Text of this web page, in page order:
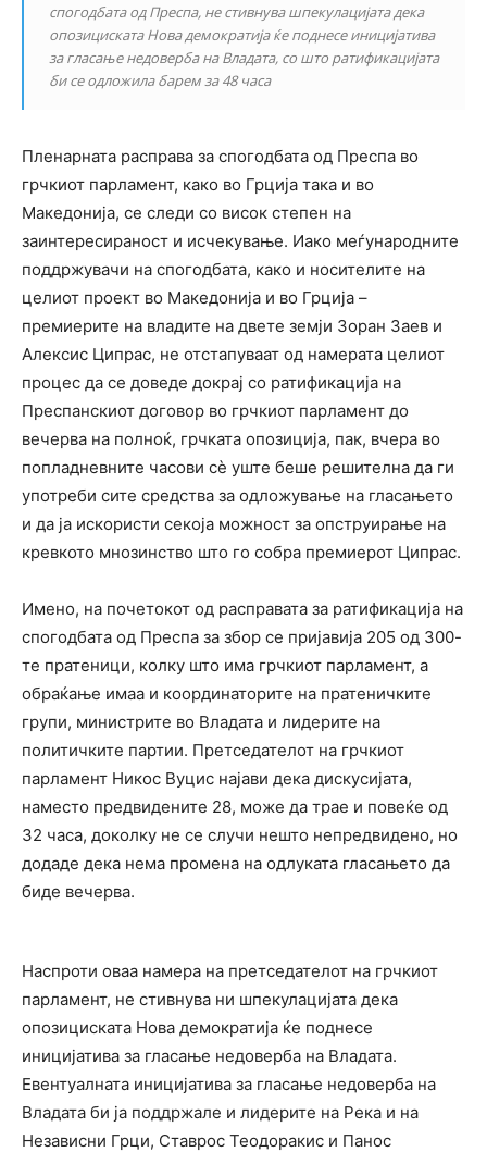
спогодбата од Преспа, не стивнува шпекулацијата дека
опозициската Нова демократија ќе поднесе иницијатива
за гласање недоверба на Владата, со што ратификацијата
би се одложила барем за 48 часа
Пленарната расправа за спогодбата од Преспа во
грчкиот парламент, како во Грција така и во
Македонија, се следи со висок степен на
заинтересираност и исчекување. Иако меѓународните
поддржувачи на спогодбата, како и носителите на
целиот проект во Македонија и во Грција –
премиерите на владите на двете земји Зоран Заев и
Алексис Ципрас, не отстапуваат од намерата целиот
процес да се доведе докрај со ратификација на
Преспанскиот договор во грчкиот парламент до
вечерва на полноќ, грчката опозиција, пак, вчера во
попладневните часови сѐ уште беше решителна да ги
употреби сите средства за одложување на гласањето
и да ја искористи секоја можност за опструирање на
кревкото мнозинство што го собра премиерот Ципрас.
Имено, на почетокот од расправата за ратификација на
спогодбата од Преспа за збор се пријавија 205 од 300-
те пратеници, колку што има грчкиот парламент, а
обраќање имаа и координаторите на пратеничките
групи, министрите во Владата и лидерите на
политичките партии. Претседателот на грчкиот
парламент Никос Вуцис најави дека дискусијата,
наместо предвидените 28, може да трае и повеќе од
32 часа, доколку не се случи нешто непредвидено, но
додаде дека нема промена на одлуката гласањето да
биде вечерва.
Наспроти оваа намера на претседателот на грчкиот
парламент, не стивнува ни шпекулацијата дека
опозициската Нова демократија ќе поднесе
иницијатива за гласање недоверба на Владата.
Евентуалната иницијатива за гласање недоверба на
Владата би ја поддржале и лидерите на Река и на
Независни Грци, Ставрос Теодоракис и Панос